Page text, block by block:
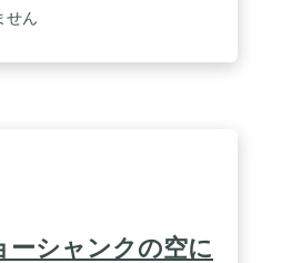
せん
ーシャンクの空に